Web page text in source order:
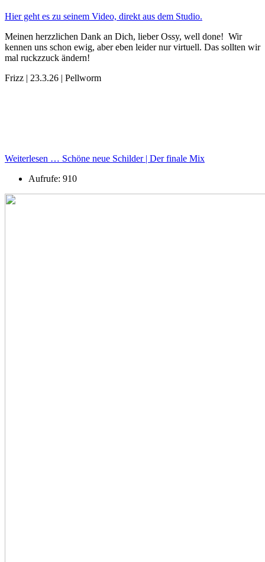
Hier geht es zu seinem Video, direkt aus dem Studio.
Meinen herzzlichen Dank an Dich, lieber Ossy, well done! Wir
kennen uns schon ewig, aber eben leider nur virtuell. Das sollten wir
mal ruckzzuck ändern!
Frizz | 23.3.26 | Pellworm
Weiterlesen … Schöne neue Schilder | Der finale Mix
Aufrufe: 910